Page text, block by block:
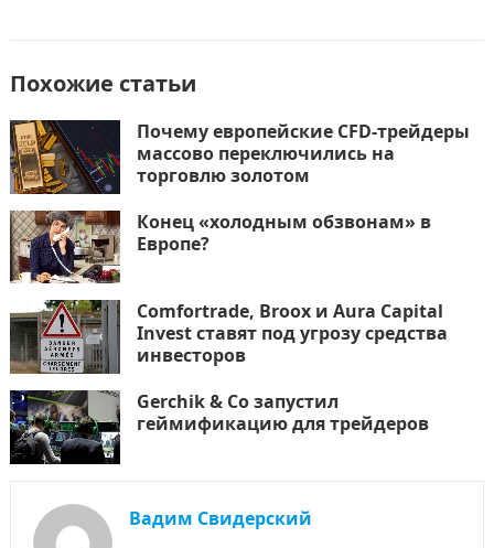
Похожие статьи
Почему европейские CFD-трейдеры
массово переключились на
торговлю золотом
Конец «холодным обзвонам» в
Европе?
Comfortrade, Broox и Aura Capital
Invest ставят под угрозу средства
инвесторов
Gerchik & Co запустил
геймификацию для трейдеров
Вадим Свидерский